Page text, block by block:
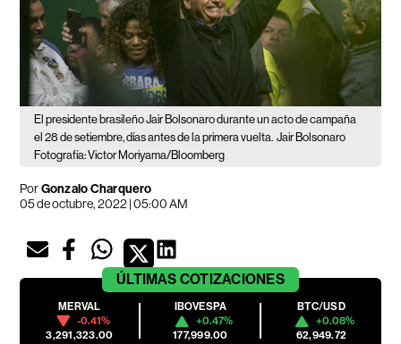
El presidente brasileño Jair Bolsonaro durante un acto de campaña
el 28 de setiembre, días antes de la primera vuelta. Jair Bolsonaro
Fotografía: Victor Moriyama/Bloomberg
PorGonzalo Charquero
05 de octubre, 2022 | 05:00 AM
ÚLTIMAS COTIZACIONES
MERVAL
-0.41%
3,291,323.00
IBOVESPA
+0.47%
177,999.00
BTC/USD
+0.08%
62,949.72